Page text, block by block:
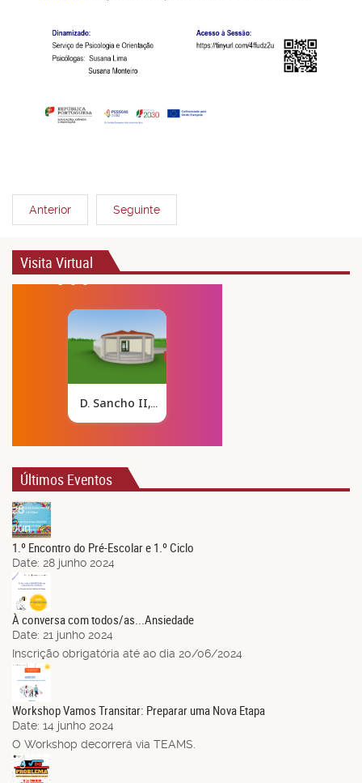
Anterior Seguinte
Visita Virtual
Últimos Eventos
28
Jun.
1.º Encontro do Pré-Escolar e 1.º Ciclo
Date: 28 junho 2024
21
Jun.
À conversa com todos/as...Ansiedade
Date: 21 junho 2024
Inscrição obrigatória até ao dia 20/06/2024
Jun.
Workshop Vamos Transitar: Preparar uma Nova Etapa
Date: 14 junho 2024
O Workshop decorrerá via TEAMS.
03